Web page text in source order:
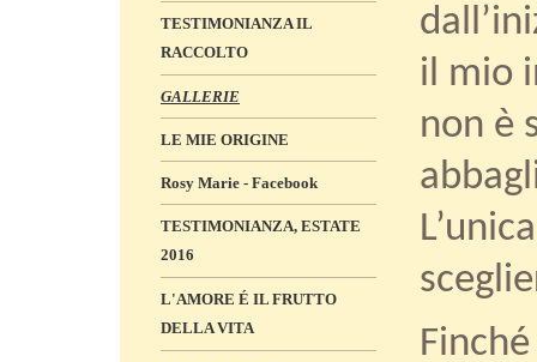
TESTIMONIANZA IL
RACCOLTO
GALLERIE
LE MIE ORIGINE
Rosy Marie - Facebook
TESTIMONIANZA, ESTATE
2016
L'AMORE É IL FRUTTO
DELLA VITA
il mio
non è